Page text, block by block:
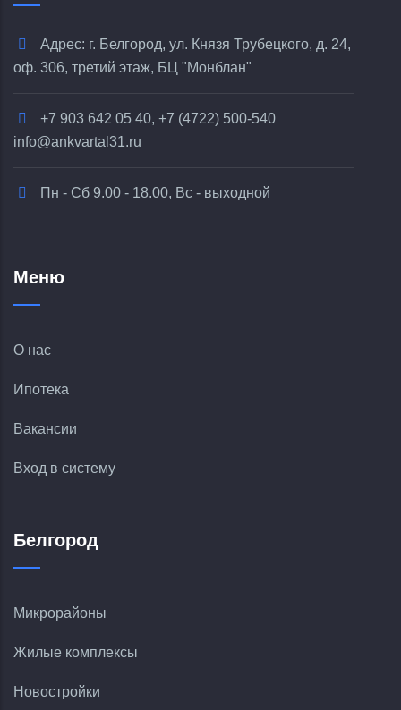
Адрес: г. Белгород, ул. Князя Трубецкого, д. 24,
оф. 306, третий этаж, БЦ "Монблан"
+7 903 642 05 40, +7 (4722) 500-540
info@ankvartal31.ru
Пн - Сб 9.00 - 18.00, Вс - выходной
Меню
О нас
Ипотека
Вакансии
Вход в систему
Белгород
Микрорайоны
Жилые комплексы
Новостройки